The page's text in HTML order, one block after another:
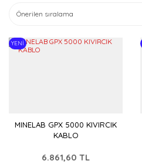
YENİ
MINELAB GPX 5000 KIVIRCIK
KABLO
6.861,60 TL